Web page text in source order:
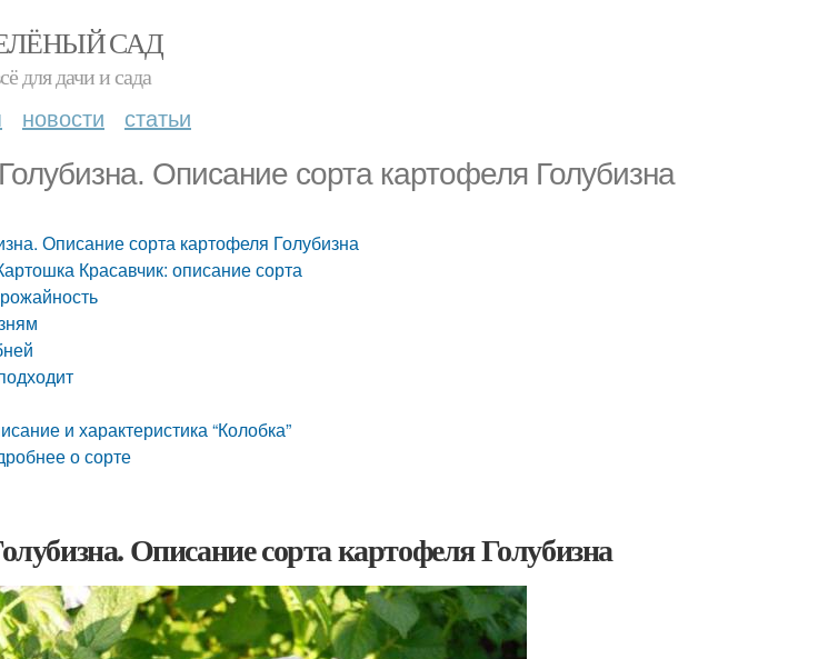
САД
для дачи и сада
новости статьи
Описание сорта картофеля Голубизна
Описание сорта картофеля Голубизна
Красавчик: описание сорта
и характеристика “Колобка”
о сорте
Описание сорта картофеля Голубизна